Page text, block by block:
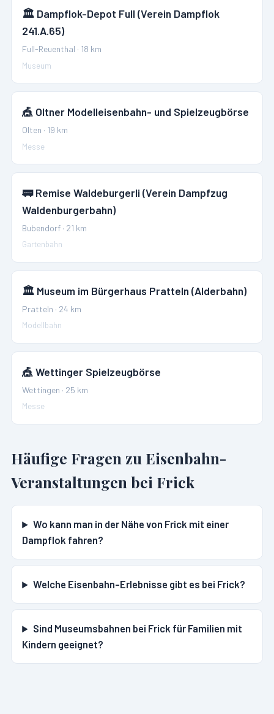
🏛️ Dampflok-Depot Full (Verein Dampflok
241.A.65)
Full-Reuenthal · 18 km
Museum
🎪 Oltner Modelleisenbahn- und Spielzeugbörse
Olten · 19 km
Messe
🚃 Remise Waldeburgerli (Verein Dampfzug
Waldenburgerbahn)
Bubendorf · 21 km
Gartenbahn
🏛️ Museum im Bürgerhaus Pratteln (Alderbahn)
Pratteln · 24 km
Modellbahn
🎪Wettinger Spielzeugbörse
Wettingen · 25 km
Messe
Häufige Fragen zu Eisenbahn-
Veranstaltungen bei Frick
Wo kann man in der Nähe von Frick mit einer
Dampflok fahren?
Welche Eisenbahn-Erlebnisse gibt es bei Frick?
Sind Museumsbahnen bei Frick für Familien mit
Kindern geeignet?